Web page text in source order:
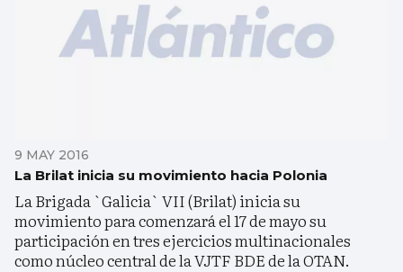
9 MAY 2016
La Brilat inicia su movimiento hacia Polonia
La Brigada `Galicia` VII (Brilat) inicia su
movimiento para comenzará el 17 de mayo su
participación en tres ejercicios multinacionales
como núcleo central de la VJTF BDE de la OTAN.